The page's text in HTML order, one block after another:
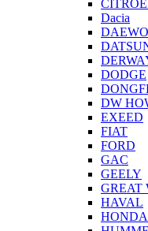
Dacia
DODGE
DW
EXEED
FIAT
FORD
GAC
GEELY
GREAT
HAVAL
HONDA